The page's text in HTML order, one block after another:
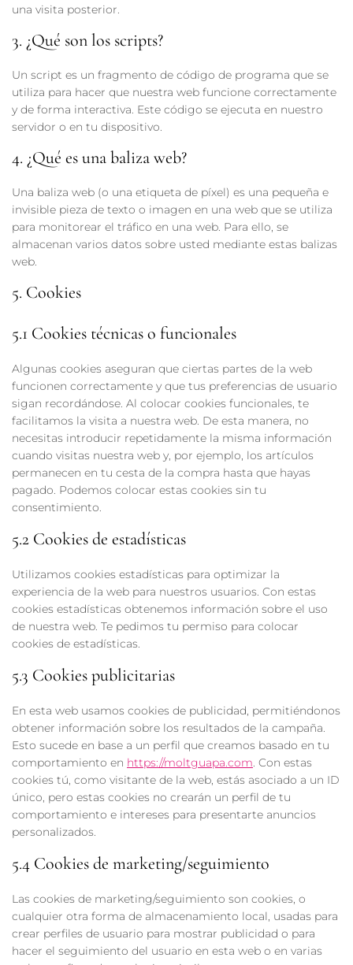
una visita posterior.
3. ¿Qué son los scripts?
Un script es un fragmento de código de programa que se
utiliza para hacer que nuestra web funcione correctamente
y de forma interactiva. Este código se ejecuta en nuestro
servidor o en tu dispositivo.
4. ¿Qué es una baliza web?
Una baliza web (o una etiqueta de píxel) es una pequeña e
invisible pieza de texto o imagen en una web que se utiliza
para monitorear el tráfico en una web. Para ello, se
almacenan varios datos sobre usted mediante estas balizas
web.
5. Cookies
5.1 Cookies técnicas o funcionales
Algunas cookies aseguran que ciertas partes de la web
funcionen correctamente y que tus preferencias de usuario
sigan recordándose. Al colocar cookies funcionales, te
facilitamos la visita a nuestra web. De esta manera, no
necesitas introducir repetidamente la misma información
cuando visitas nuestra web y, por ejemplo, los artículos
permanecen en tu cesta de la compra hasta que hayas
pagado. Podemos colocar estas cookies sin tu
consentimiento.
5.2 Cookies de estadísticas
Utilizamos cookies estadísticas para optimizar la
experiencia de la web para nuestros usuarios. Con estas
cookies estadísticas obtenemos información sobre el uso
de nuestra web. Te pedimos tu permiso para colocar
cookies de estadísticas.
5.3 Cookies publicitarias
En esta web usamos cookies de publicidad, permitiéndonos
obtener información sobre los resultados de la campaña.
Esto sucede en base a un perfil que creamos basado en tu
comportamiento en https://moltguapa.com. Con estas
cookies tú, como visitante de la web, estás asociado a un ID
único, pero estas cookies no crearán un perfil de tu
comportamiento e intereses para presentarte anuncios
personalizados.
5.4 Cookies de marketing/seguimiento
Las cookies de marketing/seguimiento son cookies, o
cualquier otra forma de almacenamiento local, usadas para
crear perfiles de usuario para mostrar publicidad o para
hacer el seguimiento del usuario en esta web o en varias